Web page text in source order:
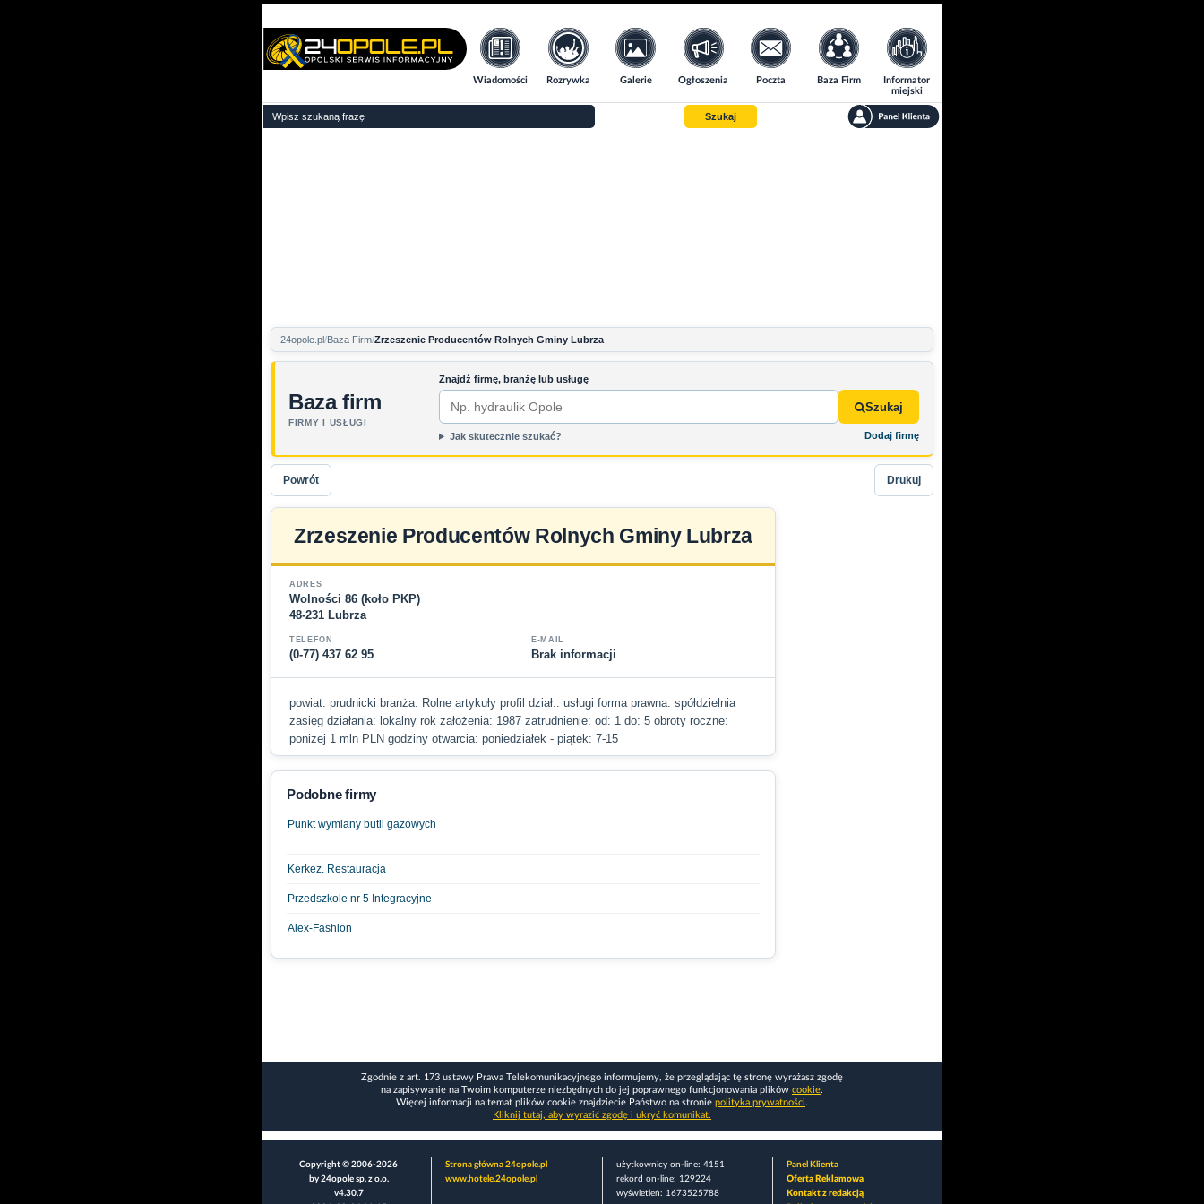
Wiadomości Rozrywka Galerie Ogłoszenia Poczta Baza Firm
Informator
miejski
Szukaj
24opole.pl Baza Firm Zrzeszenie Producentów Rolnych Gminy Lubrza
Baza firm
FIRMY I USŁUGI
Znajdź firmę, branżę lub usługę
Szukaj
Jak skutecznie szukać? Dodaj firmę
Powrót Drukuj
Zrzeszenie Producentów Rolnych Gminy Lubrza
ADRES
Wolności 86 (koło PKP)
48-231 Lubrza
TELEFON
(0-77) 437 62 95
E-MAIL
Brak informacji
powiat: prudnicki branża: Rolne artykuły profil dział.: usługi forma prawna: spółdzielnia
zasięg działania: lokalny rok założenia: 1987 zatrudnienie: od: 1 do: 5 obroty roczne:
poniżej 1 mln PLN godziny otwarcia: poniedziałek - piątek: 7-15
Podobne firmy
Punkt wymiany butli gazowych
Kerkez. Restauracja
Przedszkole nr 5 Integracyjne
Alex-Fashion
Zgodnie z art. 173 ustawy Prawa Telekomunikacyjnego informujemy, że przeglądając tę stronę wyrażasz zgodę
na zapisywanie na Twoim komputerze niezbędnych do jej poprawnego funkcjonowania plików cookie.
Więcej informacji na temat plików cookie znajdziecie Państwo na stronie polityka prywatności.
Kliknij tutaj, aby wyrazić zgodę i ukryć komunikat.
Copyright © 2006-2026
by 24opole sp. z o.o.
v4.30.7
Strona główna 24opole.pl
www.hotele.24opole.pl
użytkownicy on-line: 4151
rekord on-line: 129224
wyświetleń: 1673525788
Panel Klienta
Oferta Reklamowa
Kontakt z redakcją